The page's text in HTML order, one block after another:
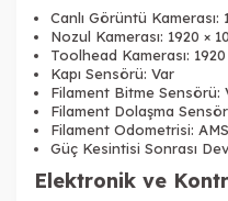
Canlı Görüntü Kamerası:
Nozul Kamerası: 1920 ×
Toolhead Kamerası: 1920
Kapı Sensörü: Var
Filament Bitme Sensörü:
Filament Dolaşma
Filament Odometrisi:
Güç Kesintisi Sonrası
Elektronik ve